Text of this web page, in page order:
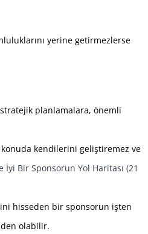
yerine getirmezlerse
planlamalara, önemli
kendilerini geliştiremez ve
Bir Sponsorun Yol Haritası (21
hisseden bir sponsorun işten
olabilir.